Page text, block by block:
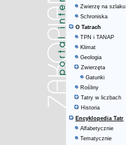
Zwierzę na szlaku
Schroniska
O Tatrach
TPN i TANAP
Klimat
Geologia
Zwierzęta
Gatunki
Rośliny
Tatry w liczbach
Historia
Encyklopedia Tatr
Alfabetycznie
Tematycznie